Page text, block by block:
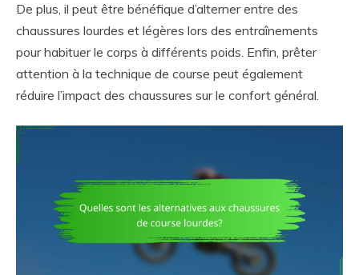
De plus, il peut être bénéfique d’alterner entre des
chaussures lourdes et légères lors des entraînements
pour habituer le corps à différents poids. Enfin, prêter
attention à la technique de course peut également
réduire l’impact des chaussures sur le confort général.